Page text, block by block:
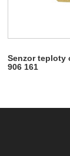
Senzor teploty
906 161